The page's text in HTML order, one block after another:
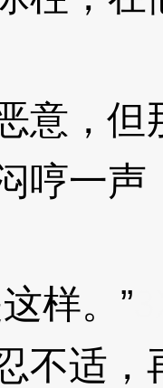
，但
哼一声
样。”
适，